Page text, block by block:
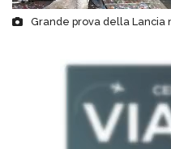
Grande prova della Lancia